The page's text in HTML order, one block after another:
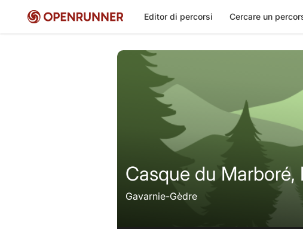
Editor di percorsi Cercare un
Casque du Marboré,
Gavarnie-Gèdre